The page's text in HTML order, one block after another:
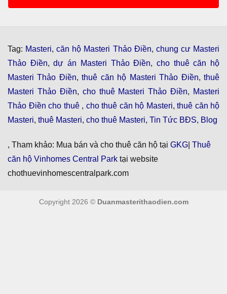
Tag: Masteri,căn hộ Masteri Thảo Điền, chung cư Masteri
Thảo Điền,dự án Masteri Thảo Điền, cho thuê căn hộ
Masteri Thảo Điền,thuê căn hộ Masteri Thảo Điền,thuê
Masteri Thảo Điền, cho thuê Masteri Thảo Điền, Masteri
Thảo Điền cho thuê , cho thuê căn hộ Masteri, thuê căn hộ
Masteri, thuê Masteri, cho thuê Masteri, Tin Tức BĐS, Blog
, Tham khảo: Mua bán và cho thuê căn hộ tại GKG Thuê
căn hộ Vinhomes Central Park tại website
chothuevinhomescentralpark.com
Copyright 2026 © Duanmasterithaodien.com